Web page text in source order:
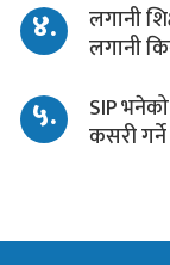
४.
लगानी
लगानी
५.
SIP
कसरी